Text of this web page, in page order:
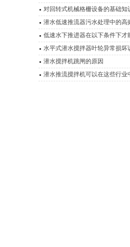
对回转式机械格栅设备的基础知
详细说明
潜水低速推流器污水处理中的高
动力
低速水下推进器在以下条件下才
连续运行
水平式潜水搅拌器叶轮异常损坏
有效解决呢？
潜水搅拌机跳闸的原因
潜水推流搅拌机可以在这些行业